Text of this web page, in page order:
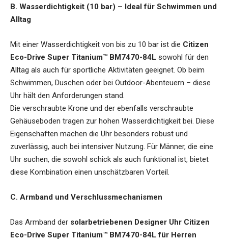
B. Wasserdichtigkeit (10 bar) – Ideal für Schwimmen und
Alltag
Mit einer Wasserdichtigkeit von bis zu 10 bar ist die Citizen
Eco-Drive Super Titanium™ BM7470-84L sowohl für den
Alltag als auch für sportliche Aktivitäten geeignet. Ob beim
Schwimmen, Duschen oder bei Outdoor-Abenteuern – diese
Uhr hält den Anforderungen stand.
Die verschraubte Krone und der ebenfalls verschraubte
Gehäuseboden tragen zur hohen Wasserdichtigkeit bei. Diese
Eigenschaften machen die Uhr besonders robust und
zuverlässig, auch bei intensiver Nutzung. Für Männer, die eine
Uhr suchen, die sowohl schick als auch funktional ist, bietet
diese Kombination einen unschätzbaren Vorteil.
C. Armband und Verschlussmechanismen
Das Armband der solarbetriebenen Designer Uhr Citizen
Eco-Drive Super Titanium™ BM7470-84L für Herren